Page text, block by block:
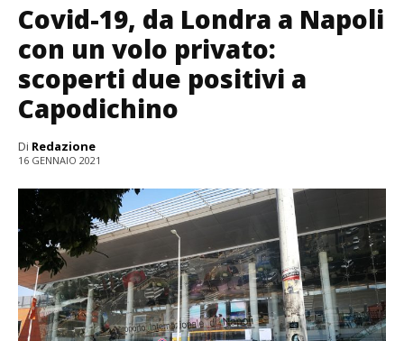
Covid-19, da Londra a Napoli
con un volo privato:
scoperti due positivi a
Capodichino
Di Redazione
16 GENNAIO 2021